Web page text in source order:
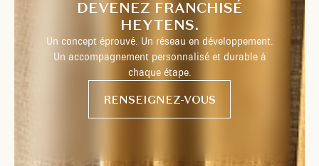
DEVENEZ FRANCHISÉ
HEYTENS.
Un concept éprouvé. Un réseau en développement.
Un accompagnement personnalisé et durable à
chaque étape.
RENSEIGNEZ-VOUS